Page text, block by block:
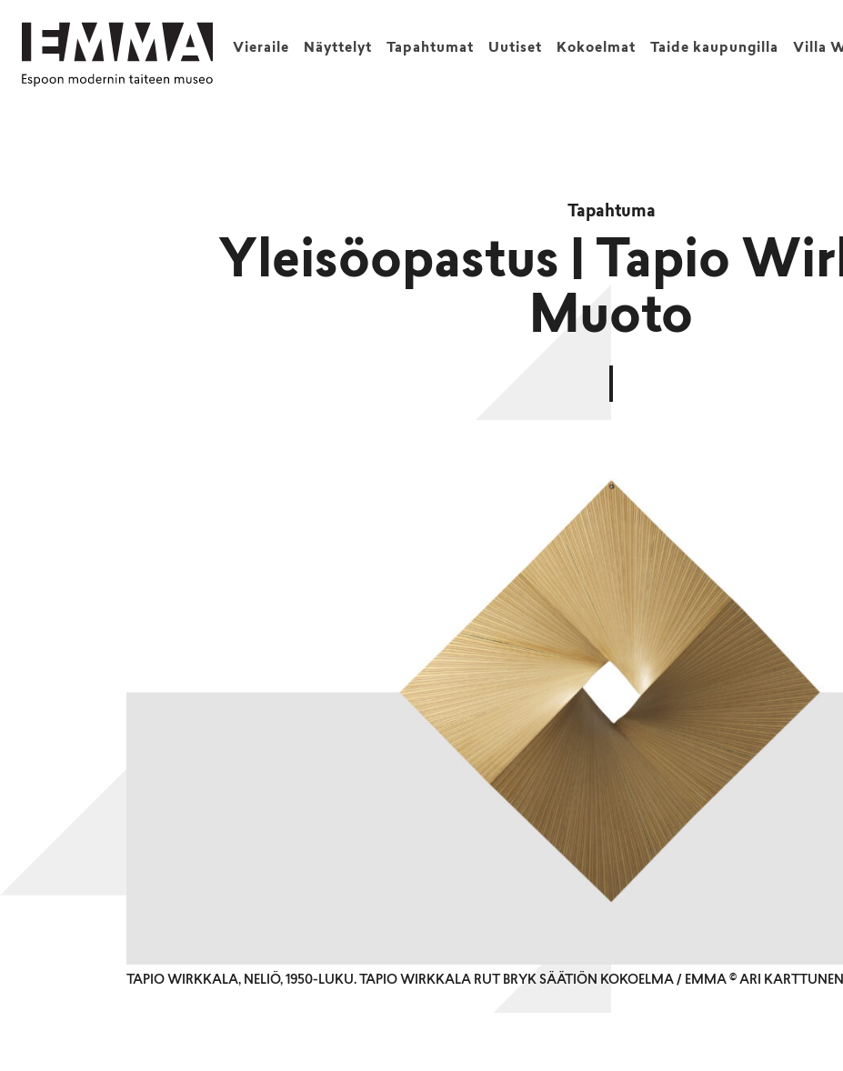
Vieraile Näyttelyt Tapahtumat Uutiset Kokoelmat Taide kaupungilla Villa
Tapahtuma
Yleisöopastus | Tapio
Muoto
TAPIO WIRKKALA, NELIÖ, 1950-LUKU. TAPIO WIRKKALA RUT BRYK SÄÄTIÖN KOKOELMA / EMMA © ARI